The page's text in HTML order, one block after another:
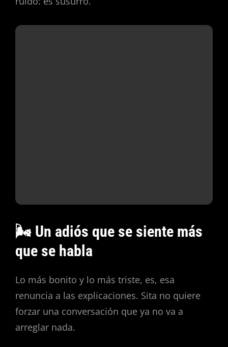
🌬️ Un adiós que se siente más
que se habla
Lo más bonito y lo más triste, es, esa
renuncia a las explicaciones. Sita no quiere
forzar una conversación que ya no va a
arreglar nada.